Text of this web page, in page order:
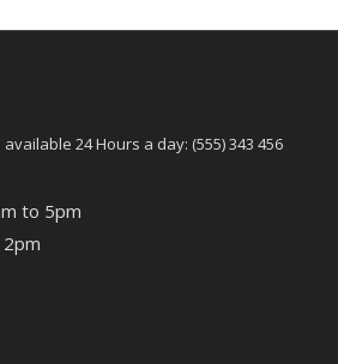
24 Hours a day: (555) 343 456
to 5pm